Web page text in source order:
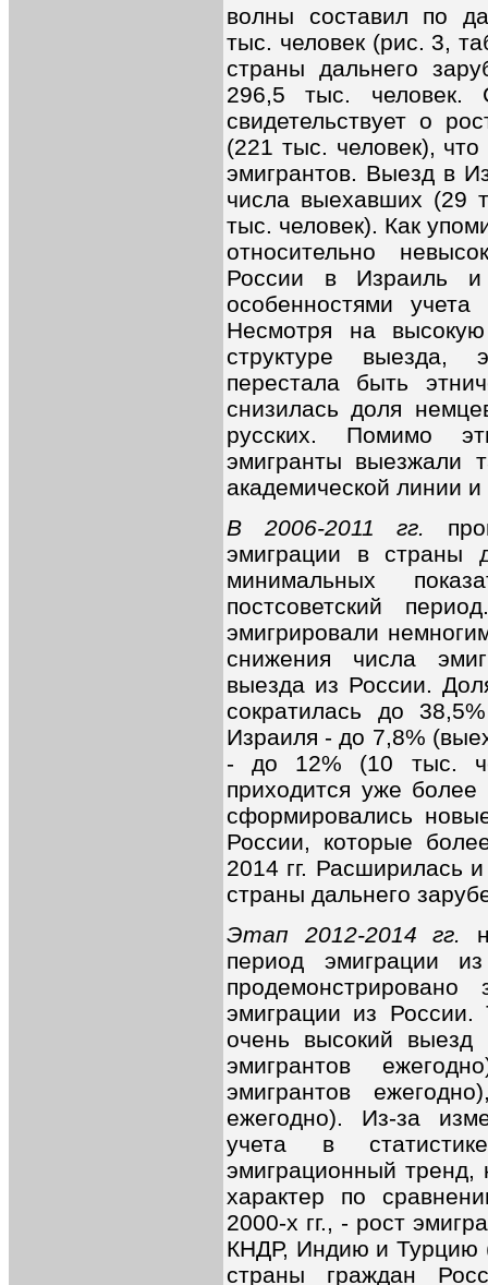
волны составил по
тыс. человек (рис. 3,
страны дальнего
296,5 тыс. человек.
свидетельствует о
(221 тыс. человек),
эмигрантов. Выезд в
числа выехавших (29
тыс. человек). Как
относительно
России в Израиль
особенностями
Несмотря на
структуре выезда,
перестала быть
снизилась доля
русских. Помимо
эмигранты выезжали
академической линии и
В 2006-2011 гг.
эмиграции в страны
минимальных
постсоветский
эмигрировали
снижения числа
выезда из России.
сократилась до
Израиля - до 7,8%
- до 12% (10 тыс.
приходится уже
сформировались
России, которые
2014 гг. Расширилась
страны дальнего
Этап 2012-2014 гг.
период эмиграции
эмиграции из России.
очень высокий
эмигрантов
эмигрантов
ежегодно). Из-за
учета в
эмиграционный тренд,
характер по
2000-х гг., - рост
КНДР, Индию и Турцию
страны граждан